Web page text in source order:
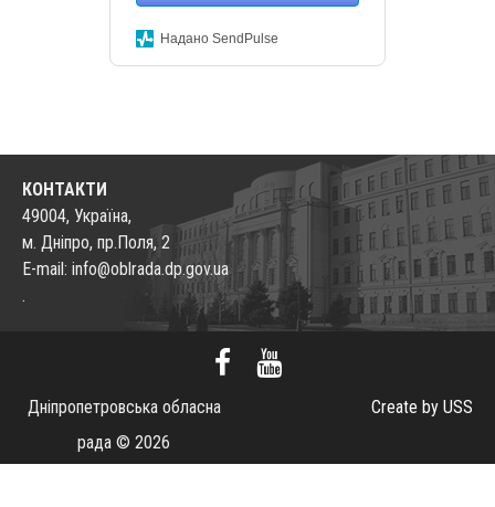
Надано SendPulse
КОНТАКТИ
49004, Україна,
м. Дніпро, пр.Поля, 2
E-mail: info@oblrada.dp.gov.ua
.
Дніпропетровська обласна
рада © 2026
Create by USS